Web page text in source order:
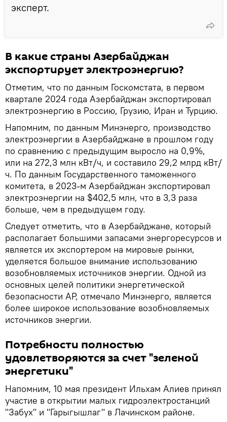
эксперт.
В какие страны Азербайджан
экспортирует электроэнергию?
Отметим, что по данным Госкомстата, в первом
квартале 2024 года Азербайджан экспортировал
электроэнергию в Россию, Грузию, Иран и Турцию.
Напомним, по данным Минэнерго, производство
электроэнергии в Азербайджане в прошлом году
по сравнению с предыдущим выросло на 0,9%,
или на 272,3 млн кВт/ч, и составило 29,2 млрд кВт/
ч. По данным Государственного таможенного
комитета, в 2023-м Азербайджан экспортировал
электроэнергии на $402,5 млн, что в 3,3 раза
больше, чем в предыдущем году.
Следует отметить, что в Азербайджане, который
располагает большими запасами энергоресурсов и
является их экспортером на мировые рынки,
уделяется большое внимание использованию
возобновляемых источников энергии. Одной из
основных целей политики энергетической
безопасности АР, отмечало Минэнерго, является
более широкое использование возобновляемых
источников энергии.
Потребности полностью
удовлетворяются за счет "зеленой
энергетики"
Напомним, 10 мая президент Ильхам Алиев принял
участие в открытии малых гидроэлектростанций
"Забух" и "Гарыгышлаг" в Лачинском районе.